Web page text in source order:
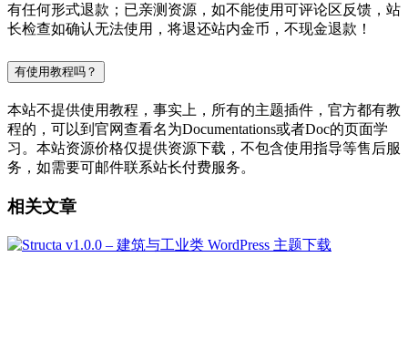
有任何形式退款；已亲测资源，如不能使用可评论区反馈，站
长检查如确认无法使用，将退还站内金币，不现金退款！
有使用教程吗？
本站不提供使用教程，事实上，所有的主题插件，官方都有教
程的，可以到官网查看名为Documentations或者Doc的页面学
习。本站资源价格仅提供资源下载，不包含使用指导等售后服
务，如需要可邮件联系站长付费服务。
相关文章